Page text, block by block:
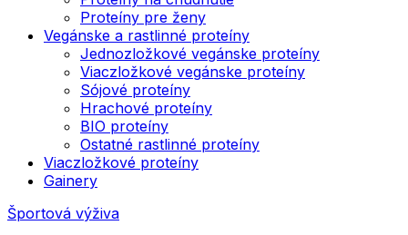
Proteíny pre ženy
Vegánske a rastlinné proteíny
Jednozložkové vegánske proteíny
Viaczložkové vegánske proteíny
Sójové proteíny
Hrachové proteíny
BIO proteíny
Ostatné rastlinné proteíny
Viaczložkové proteíny
Gainery
Športová výživa